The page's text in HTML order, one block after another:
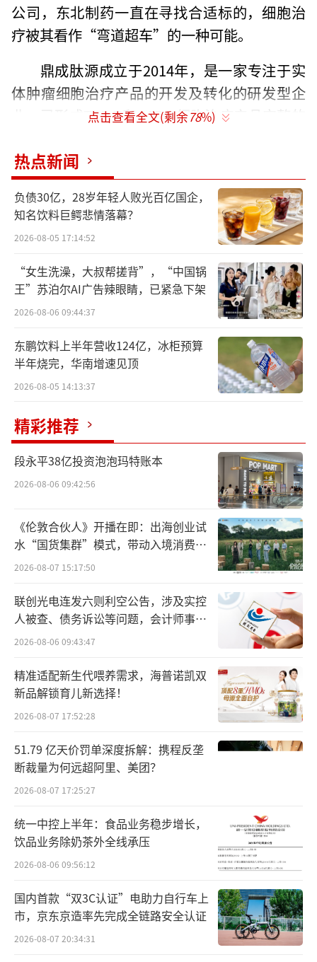
公司，东北制药一直在寻找合适标的，细胞治
疗被其看作“弯道超车”的一种可能。
鼎成肽源成立于2014年，是一家专注于实
体肿瘤细胞治疗产品的开发及转化的研发型企
业，已形成TCR-T和CAR-T细胞治疗产品完整的
肠癌、胃癌、肝癌和脑胶质瘤，开发了靶向KR
AS突变、EGFRvIII、AFP和Claudin18.2等靶点
的TCR-T、TCR蛋白药和创新型CAR-T等10余款
鼎成肽源研发进度最靠前的两款产品分别
是针对KRAS-G12D的TCR-T产品（DCTY110
2），适应症为晚期胰腺癌、结直肠癌等恶性实
Y0801），前者已于今年8月获CDE临床试验默
示许可，后者正在进行中美两地IND申请。
东北制药表示，鼎成肽源的DCTY1102有望
成为继阿斯利康收购的NT-112之后，全球第二
款，同时也是国内第一款进入I期临床研究的靶
向KRAS-G12D的TCR-T细胞药物。
另一款DCTY0801已于去年获得美国FDA孤
儿药认定，可在美国享受上市申请快速通道、
上市后7年研发独占期以及税收优惠等激励政
重视平台搭建
对研发投入“不会设定具体
数字”
东北制药此前曾表示，不同于一般细胞治
疗领域企业，鼎成肽源成立之初就以平台为主
进行技术开发和平台搭建，在平台基础上逐渐
实现产品转化，前期技术搭建更加扎实。
例如，TCR序列发现平台就是鼎成肽源最
0多个序列库储备，也奠定其未来产品转化的基
础。
点击查看全文(剩余78%)
热点新闻
负债30亿，28岁年轻人败光百亿国企，
知名饮料巨鳄悲情落幕？
2026-08-05 17:14:52
“女生洗澡，大叔帮搓背”，“中国锅
王”苏泊尔AI广告辣眼睛，已紧急下架
2026-08-06 09:44:37
东鹏饮料上半年营收124亿，冰柜预算
半年烧完，华南增速见顶
2026-08-05 14:13:37
精彩推荐
段永平38亿投资泡泡玛特账本
2026-08-06 09:42:56
《伦敦合伙人》开播在即：出海创业试
水“国货集群”模式，带动入境消费反
向种草
2026-08-07 15:17:50
联创光电连发六则利空公告，涉及实控
人被查、债务诉讼等问题，会计师事务
所曾出具“保留意见”
2026-08-06 09:43:47
精准适配新生代喂养需求，海普诺凯双
新品解锁育儿新选择！
2026-08-07 17:52:28
51.79 亿天价罚单深度拆解：携程反垄
断裁量为何远超阿里、美团？
2026-08-07 17:25:27
统一中控上半年：食品业务稳步增长，
饮品业务除奶茶外全线承压
2026-08-06 09:56:12
国内首款“双3C认证”电助力自行车上
市，京东京造率先完成全链路安全认证
2026-08-07 20:34:31